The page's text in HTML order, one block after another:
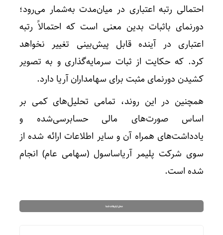
احتمالی رتبه اعتباری در میان‌مدت به‌شمار می‌رود؛
دورنمای باثبات بدین معنی است که احتمالاً رتبه
اعتباری در آینده قابل پیش‌بینی تغییر نخواهد
کرد. که حکایت از ثبات سرمایه‌گذاری و به تصویر
کشیدن دورنمای مثبت برای سهامداران آریا دارد.
همچنین در این روند، تمامی تحلیل‌های کمی بر
اساس صورت‌های مالی حسابرسی‌شده و
یادداشت‌های همراه آن و سایر اطلاعات ارائه‌ شده از
سوی شرکت پلیمر آریاساسول (سهامی عام) انجام
شده است.